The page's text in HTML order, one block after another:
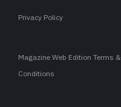
Privacy Policy
Magazine Web Edition Terms &
Conditions